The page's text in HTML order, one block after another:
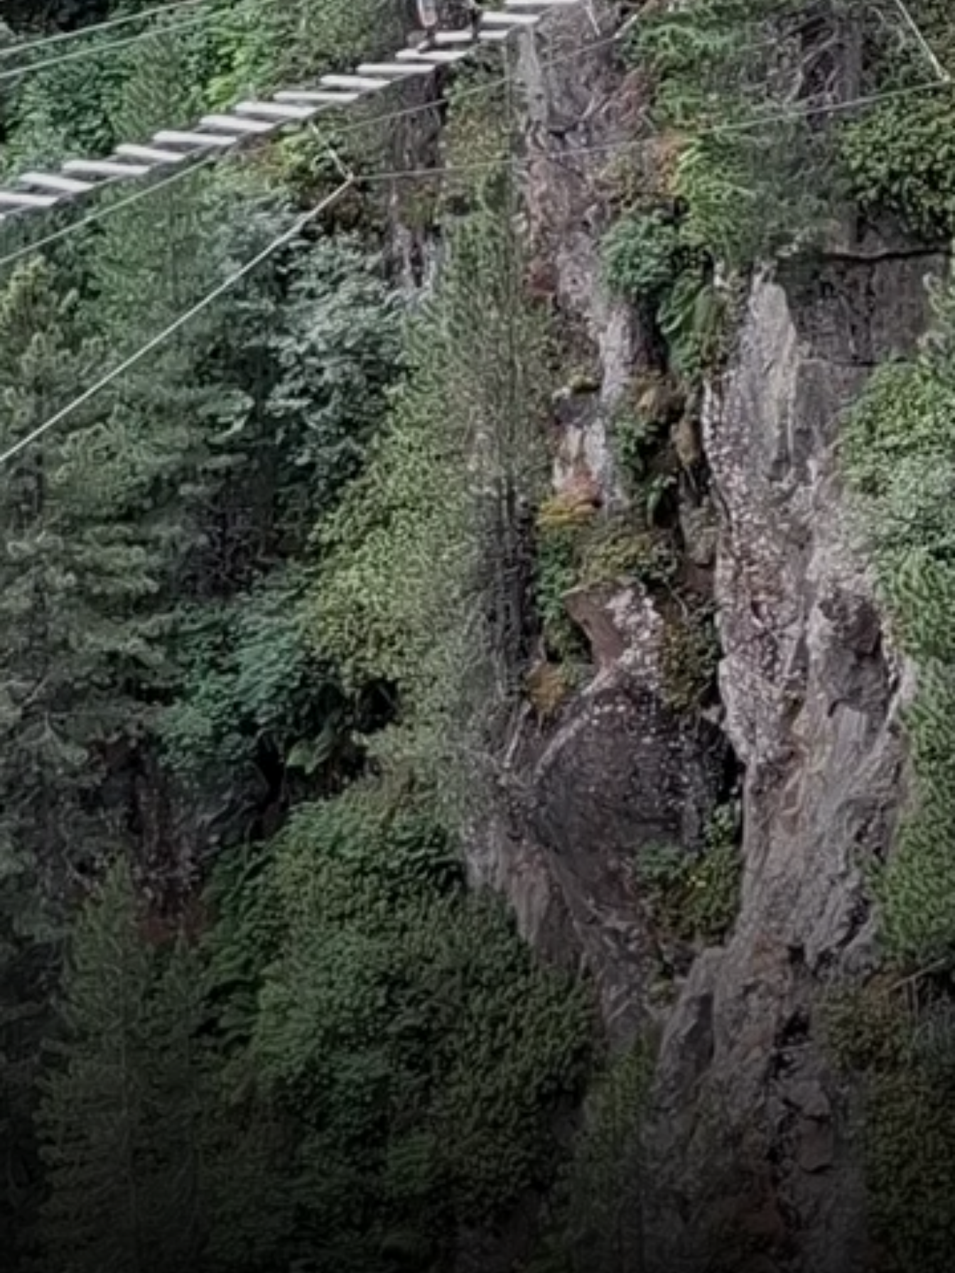
MTB
Senioren
Gymnastik
© DAV LU - Karin Weinacht